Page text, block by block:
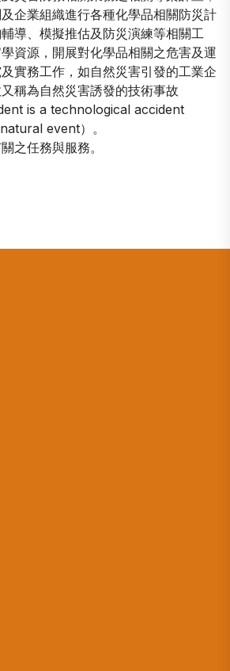
企業組織進行各種化學品相關防災計
導、模擬推估及防災演練等相關工
資源，開展對化學品相關之危害及運
實務工作，如自然災害引發的工業企
稱為自然災害誘發的技術事故
is a technological accident
event）。
之任務與服務。